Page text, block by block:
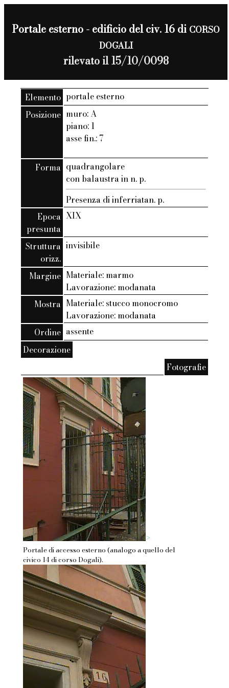
Portale esterno - edificio del civ. 16 di CORSO
DOGALI
rilevato il 15/10/0098
Elemento portale esterno
Posizione muro: A
piano: 1
asse fin.: 7
Forma quadrangolare
con balaustra in n. p.
Presenza di inferriatan. p.
Epoca
presunta
XIX
Struttura
orizz.
invisibile
Margine Materiale: marmo
Lavorazione: modanata
Mostra Materiale: stucco monocromo
Lavorazione: modanata
Ordine assente
Decorazione
Fotografie
>
Portale di accesso esterno (analogo a quello del
civico 14 di corso Dogali).